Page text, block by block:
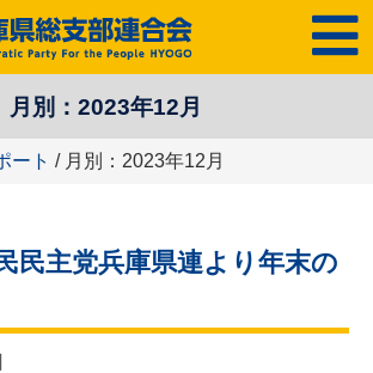
MENU
月別： 2023年12月
ート / 月別：2023年12月
民主党兵庫県連より年末の